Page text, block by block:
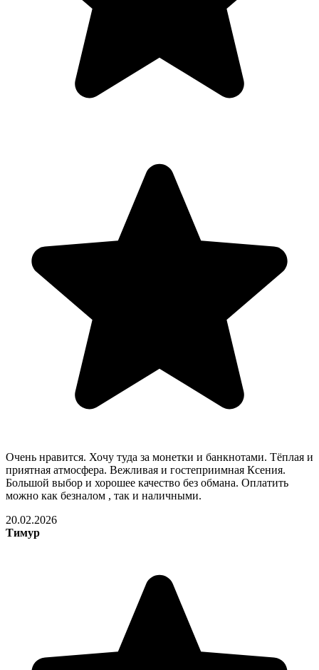
Очень нравится. Хочу туда за монетки и банкнотами. Тёплая и
приятная атмосфера. Вежливая и гостеприимная Ксения.
Большой выбор и хорошее качество без обмана. Оплатить
можно как безналом , так и наличными.
20.02.2026
Тимур